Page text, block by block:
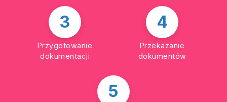
3
Przygotowanie
dokumentacji
4
Przekazanie
dokumentów
5